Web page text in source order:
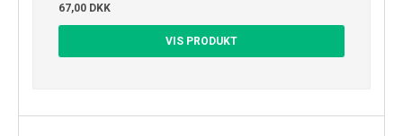
67,00 DKK
VIS PRODUKT